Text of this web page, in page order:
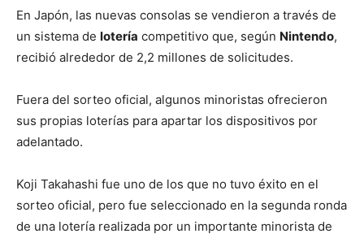
En Japón, las nuevas consolas se vendieron a través de
un sistema de lotería competitivo que, según Nintendo,
recibió alrededor de 2,2 millones de solicitudes.
Fuera del sorteo oficial, algunos minoristas ofrecieron
sus propias loterías para apartar los dispositivos por
adelantado.
Koji Takahashi fue uno de los que no tuvo éxito en el
sorteo oficial, pero fue seleccionado en la segunda ronda
de una lotería realizada por un importante minorista de